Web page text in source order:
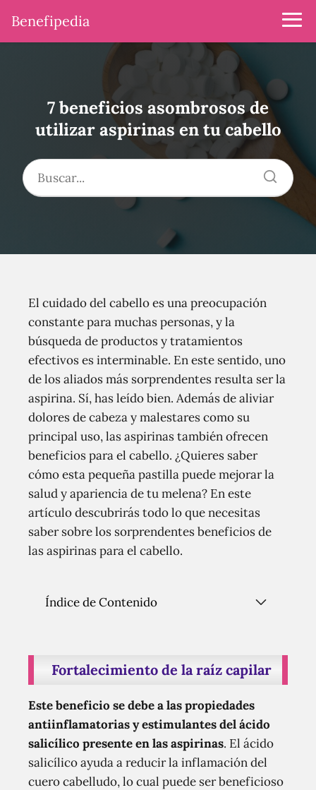
Benefipedia
7 beneficios asombrosos de
utilizar aspirinas en tu cabello
El cuidado del cabello es una preocupación
constante para muchas personas, y la
búsqueda de productos y tratamientos
efectivos es interminable. En este sentido, uno
de los aliados más sorprendentes resulta ser la
aspirina. Sí, has leído bien. Además de aliviar
dolores de cabeza y malestares como su
principal uso, las aspirinas también ofrecen
beneficios para el cabello. ¿Quieres saber
cómo esta pequeña pastilla puede mejorar la
salud y apariencia de tu melena? En este
artículo descubrirás todo lo que necesitas
saber sobre los sorprendentes beneficios de
las aspirinas para el cabello.
Índice de Contenido
Fortalecimiento de la raíz capilar
Este beneficio se debe a las propiedades
antiinflamatorias y estimulantes del ácido
salicílico presente en las aspirinas. El ácido
salicílico ayuda a reducir la inflamación del
cuero cabelludo, lo cual puede ser beneficioso